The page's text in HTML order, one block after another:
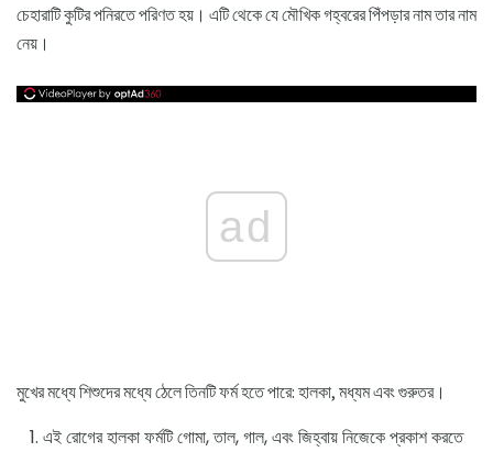
চেহারাটি কুটির পনিরতে পরিণত হয়। এটি থেকে যে মৌখিক গহ্বরের পিঁপড়ার নাম তার নাম
নেয়।
ad
মুখের মধ্যে শিশুদের মধ্যে ঠেলে তিনটি ফর্ম হতে পারে: হালকা, মধ্যম এবং গুরুতর।
এই রোগের হালকা ফর্মটি গোমা, তাল, গাল, এবং জিহ্বায় নিজেকে প্রকাশ করতে